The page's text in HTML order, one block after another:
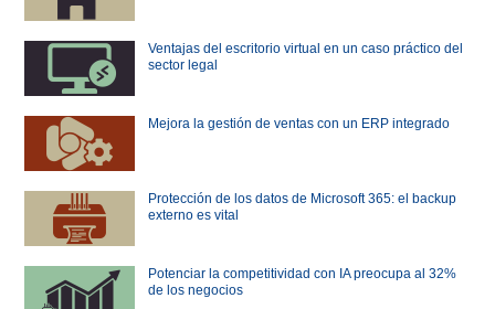
Ventajas del escritorio virtual en un caso práctico del
sector legal
Mejora la gestión de ventas con un ERP integrado
Protección de los datos de Microsoft 365: el backup
externo es vital
Potenciar la competitividad con IA preocupa al 32%
de los negocios